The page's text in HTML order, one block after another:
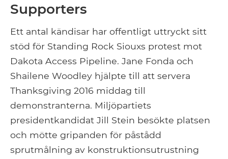
Supporters
Ett antal kändisar har offentligt uttryckt sitt
stöd för Standing Rock Siouxs protest mot
Dakota Access Pipeline. Jane Fonda och
Shailene Woodley hjälpte till att servera
Thanksgiving 2016 middag till
demonstranterna. Miljöpartiets
presidentkandidat Jill Stein besökte platsen
och mötte gripanden för påstådd
sprutmålning av konstruktionsutrustning